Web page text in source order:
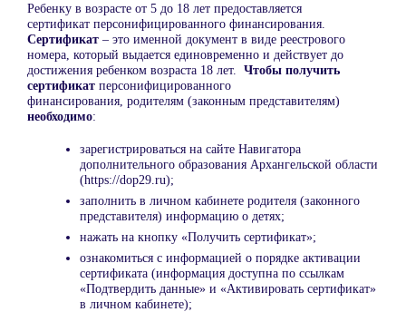
Ребенку в возрасте от 5 до 18 лет предоставляется
сертификат персонифицированного финансирования.
Сертификат – это именной документ в виде реестрового
номера, который выдается единовременно и действует до
достижения ребенком возраста 18 лет. Чтобы получить
сертификат персонифицированного
финансирования, родителям (законным представителям)
необходимо:
зарегистрироваться на сайте Навигатора
дополнительного образования Архангельской области
(https://dop29.ru);
заполнить в личном кабинете родителя (законного
представителя) информацию о детях;
нажать на кнопку «Получить сертификат»;
ознакомиться с информацией о порядке активации
сертификата (информация доступна по ссылкам
«Подтвердить данные» и «Активировать сертификат»
в личном кабинете);